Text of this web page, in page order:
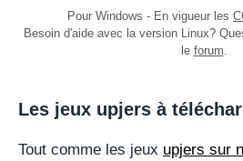
Pour Windows - En vigueur les
Besoin d'aide avec la version Linux?
le forum.
Les jeux upjers à
Tout comme les jeux upjers sur